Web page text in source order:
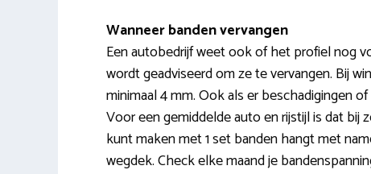
Wanneer banden vervangen
Een autobedrijf weet ook of het profiel nog
wordt geadviseerd om ze te vervangen. Bij
minimaal 4 mm. Ook als er beschadigingen
Voor een gemiddelde auto en rijstijl is dat
kunt maken met 1 set banden hangt met
wegdek. Check elke maand je